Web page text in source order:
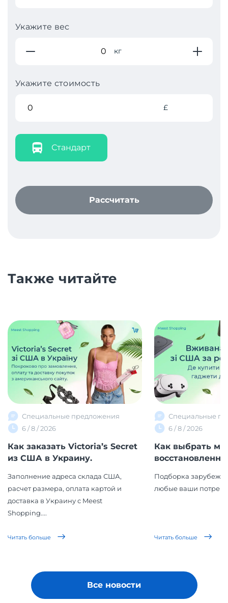
Укажите вес
кг
Укажите стоимость
£
Стандарт
Рассчитать
Также читайте
Специальные предложения
6 / 8 / 2026
Как заказать Victoria’s Secret
из США в Украину.
Заполнение адреса склада США,
расчет размера, оплата картой и
доставка в Украину с Meest
Shopping....
Читать больше
Специальные
6 / 8 / 2026
Как выбрать
Подборка
любые ваши
Читать больше
Все новости